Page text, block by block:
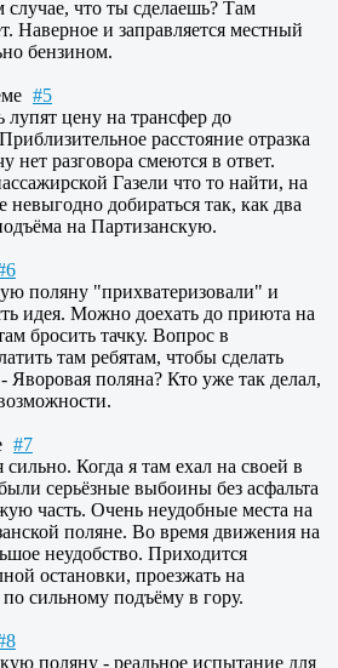
случае, что ты сделаешь? Там
Наверное и заправляется местный
бензином.
#5
цену на трансфер до
расстояние отразка
нет разговора смеются в ответ.
Газели что то найти, на
добираться так, как два
на Партизанскую.
поляну "прихватеризовали" и
идея. Можно доехать до приюта на
бросить тачку. Вопрос в
там ребятам, чтобы сделать
Яворовая поляна? Кто уже так делал,
#7
Когда я там ехал на своей в
серьёзные выбоины без асфальта
часть. Очень неудобные места на
поляне. Во время движения на
неудобство. Приходится
остановки, проезжать на
сильному подъёму в гору.
поляну - реальное испытание для